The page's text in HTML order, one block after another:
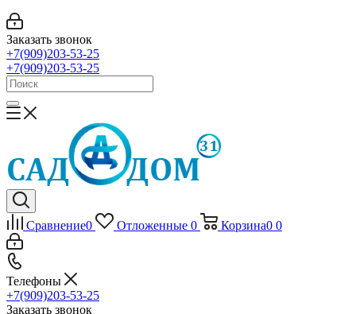
Заказать звонок
+7(909)203-53-25
+7(909)203-53-25
Сравнение0 Отложенные 0 Корзина0 0
Телефоны
+7(909)203-53-25
Заказать звонок